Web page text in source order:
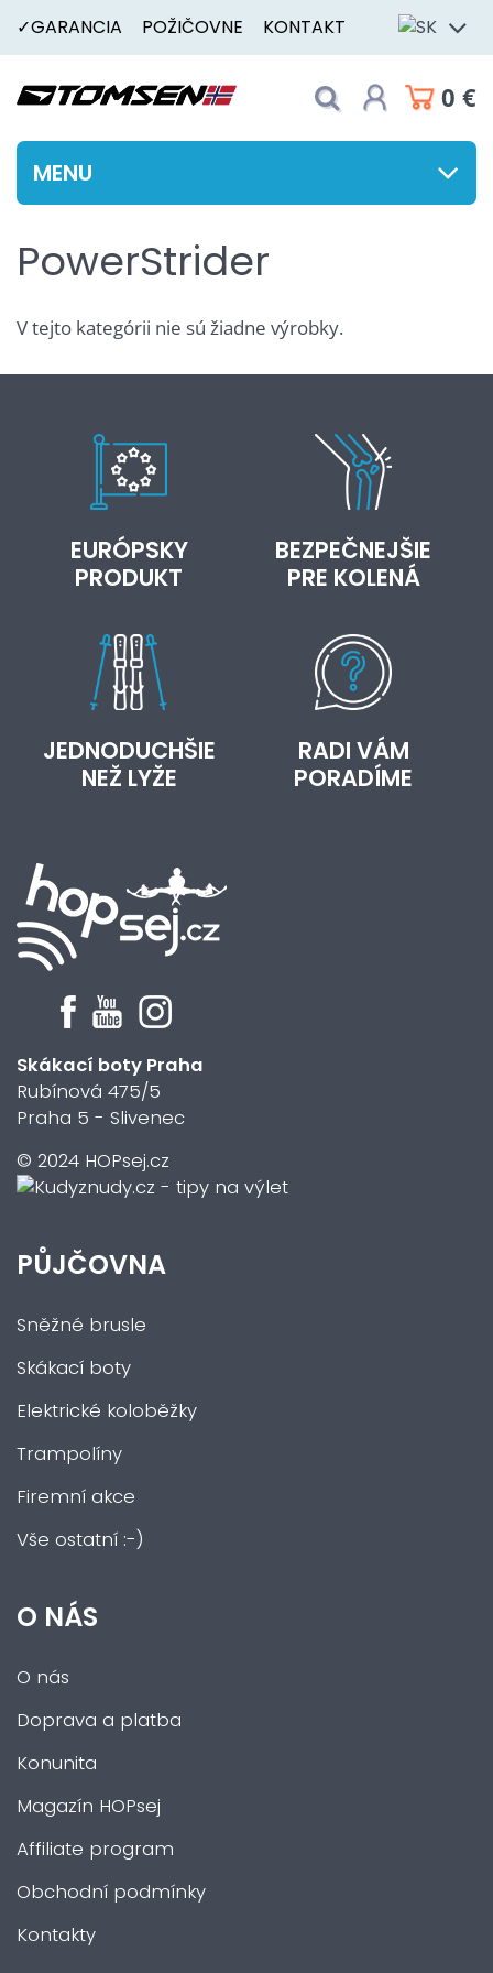
✓GARANCIA POŽIČOVNE KONTAKT
0 €
MENU
PowerStrider
V tejto kategórii nie sú žiadne výrobky.
EURÓPSKY
PRODUKT
BEZPEČNEJŠIE
PRE KOLENÁ
JEDNODUCHŠIE
NEŽ LYŽE
RADI VÁM
PORADÍME
Skákací boty Praha
Rubínová 475/5
Praha 5 - Slivenec
© 2024 HOPsej.cz
PŮJČOVNA
Sněžné brusle
Skákací boty
Elektrické koloběžky
Trampolíny
Firemní akce
Vše ostatní :-)
O NÁS
O nás
Doprava a platba
Konunita
Magazín HOPsej
Affiliate program
Obchodní podmínky
Kontakty